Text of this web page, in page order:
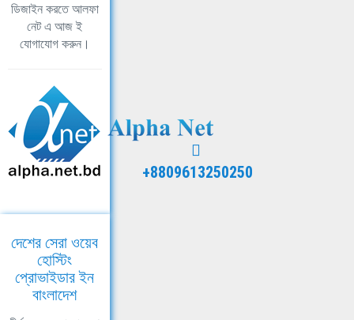
ডিজাইন করতে আলফা
নেট এ আজ ই
যোগাযোগ করুন।
+8809613250250
দেশের সেরা ওয়েব
হোস্টিং
প্রোভাইডার ইন
বাংলাদেশ